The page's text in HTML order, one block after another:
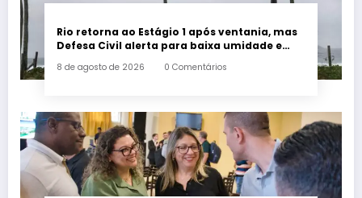
Rio retorna ao Estágio 1 após ventania, mas
Defesa Civil alerta para baixa umidade e
8 de agosto de 2026 0 Comentários